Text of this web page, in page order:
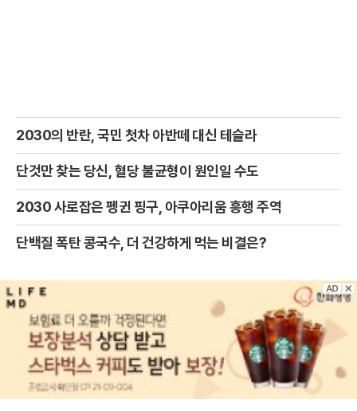
2030의 반란, 국민 첫차 아반떼 대신 테슬라
단것만 찾는 당신, 혈당 불균형이 원인일 수도
2030 사로잡은 펭귄 핑구, 아쿠아리움 흥행 주역
단백질 폭탄 콩국수, 더 건강하게 먹는 비결은?